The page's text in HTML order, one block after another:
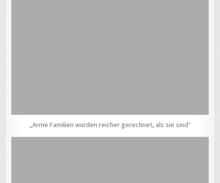
„Arme Familien wurden reicher gerechnet, als sie sind“